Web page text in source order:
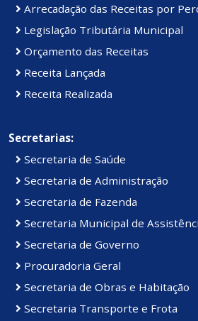
Arrecadação das Receitas por
Legislação Tributária Municipal
Orçamento das Receitas
Receita Lançada
Receita Realizada
Secretarias:
Secretaria de Saúde
Secretaria de Administração
Secretaria de Fazenda
Secretaria Municipal de
Secretaria de Governo
Procuradoria Geral
Secretaria de Obras e Habitação
Secretaria Transporte e Frota